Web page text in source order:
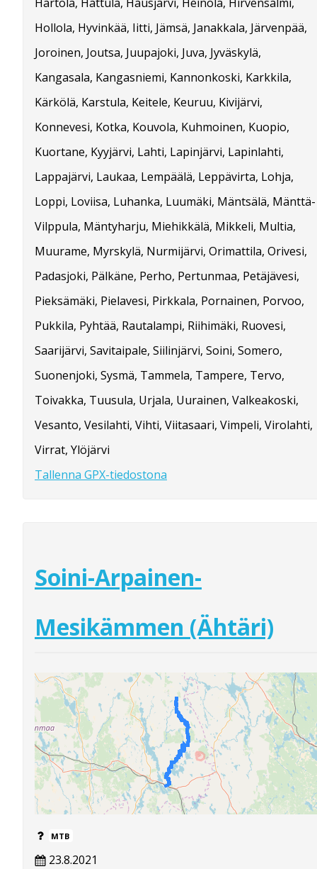
Hollola, Hyvinkää, Iitti, Jämsä, Janakkala, Järvenpää,
Joroinen, Joutsa, Juupajoki, Juva, Jyväskylä,
Kangasala, Kangasniemi, Kannonkoski, Karkkila,
Kärkölä, Karstula, Keitele, Keuruu, Kivijärvi,
Konnevesi, Kotka, Kouvola, Kuhmoinen, Kuopio,
Kuortane, Kyyjärvi, Lahti, Lapinjärvi, Lapinlahti,
Lappajärvi, Laukaa, Lempäälä, Leppävirta, Lohja,
Loppi, Loviisa, Luhanka, Luumäki, Mäntsälä, Mänttä-
Vilppula, Mäntyharju, Miehikkälä, Mikkeli, Multia,
Muurame, Myrskylä, Nurmijärvi, Orimattila, Orivesi,
Padasjoki, Pälkäne, Perho, Pertunmaa, Petäjävesi,
Pieksämäki, Pielavesi, Pirkkala, Pornainen, Porvoo,
Pukkila, Pyhtää, Rautalampi, Riihimäki, Ruovesi,
Saarijärvi, Savitaipale, Siilinjärvi, Soini, Somero,
Suonenjoki, Sysmä, Tammela, Tampere, Tervo,
Toivakka, Tuusula, Urjala, Uurainen, Valkeakoski,
Vesanto, Vesilahti, Vihti, Viitasaari, Vimpeli, Virolahti,
Virrat, Ylöjärvi
Tallenna GPX-tiedostona
Soini-Arpainen-
Mesikämmen (Ähtäri)
MTB
23.8.2021